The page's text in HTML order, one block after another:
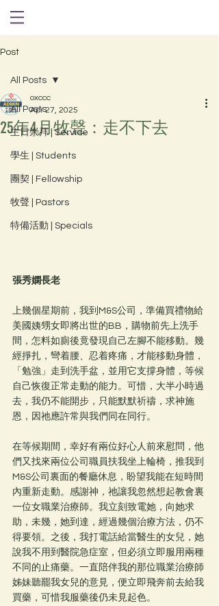
Post
All Posts
主日崇拜 | Service
學生 | Students
團契 | Fellowship
牧聲 | Pastors
特備活動 | Specials
All Posts
25年4月牧聲：走不下去
oxccc
Apr 27, 2025
張秀嫻長老
上幾個星期前，我到M&S公司，準備買禮物給
美國姨甥女即將出世的BB，購物前先上洗手
間，怎料如廁後竟發現自己左腳不能移動。幾
經掙扎，彎着腰、忍着疼痛，才能移動身體，
「勉強」走到洗手盆，並用它支撐身體，等候
自己恢復正常走動的能力。可惜，大半小時過
去，我仍不能開步，只能默默祈禱，求神施
恩，因祂應許常與我們同在同行。
在等候期間，幸好有兩位好心人前來慰問，他
們又找來兩位公司職員扶我坐上輪椅，推我到
M&S公司裏面的餐廳休息，盼望我能在短時間
內重新走動。感謝神，祂讓我忽然想起教會裏
一位女職業治療師。我立刻致電她，向她求
助，未幾，她到達，經過幾個治療方法，仍不
得要領。之後，我打電話給當醫生的女兒，她
說我不用到醫院急症室，但必須立即服用兩種
不同的止痛藥。一直陪伴我的那位職業治療師
姊妹聽罷我女兒的意見，便立即飛奔前去給我
買藥，可惜我服藥後仍未見起色。